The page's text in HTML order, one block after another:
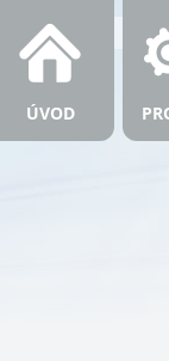
ÚVOD